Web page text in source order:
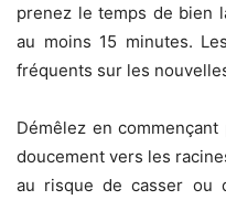
prenez le temps de bien
au moins 15 minutes.
fréquents sur les
Démêlez en
doucement vers les
au risque de casser ou